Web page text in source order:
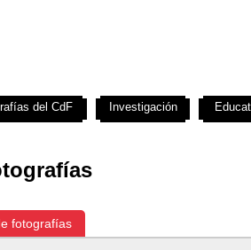
fotografías
del CdF Investigación